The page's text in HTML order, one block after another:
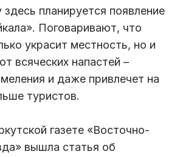
планируется появление
Поговаривают, что
украсит местность, но и
всяческих напастей –
и даже привлечет на
туристов.
газете «Восточно-
вышла статья об